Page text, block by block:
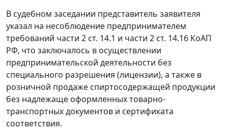
В судебном заседании представитель заявителя
указал на несоблюдение предпринимателем
требований части 2 ст. 14.1 и части 2 ст. 14.16 КоАП
РФ, что заключалось в осуществлении
предпринимательской деятельности без
специального разрешения (лицензии), а также в
розничной продаже спиртосодержащей продукции
без надлежаще оформленных товарно-
транспортных документов и сертификата
соответствия.